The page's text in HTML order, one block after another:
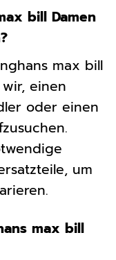
bill Damen
max bill
einen
oder einen
um
max bill